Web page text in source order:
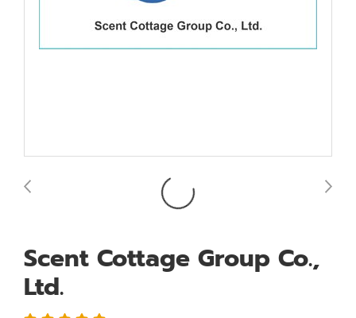
Scent Cottage Group Co.,
Ltd.